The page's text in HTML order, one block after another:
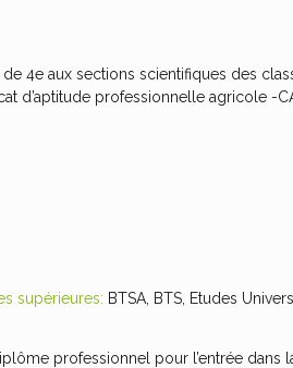
4e aux sections scientifiques des
d’aptitude professionnelle agricole -
supérieures: BTSA, BTS, Etudes
professionnel pour l’entrée dans